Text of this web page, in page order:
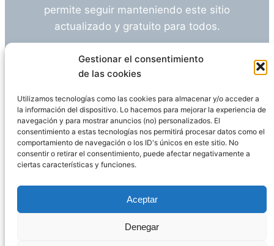
Gestionar el consentimiento
de las cookies
Utilizamos tecnologías como las cookies para almacenar y/o acceder a
la información del dispositivo. Lo hacemos para mejorar la experiencia de
navegación y para mostrar anuncios (no) personalizados. El
consentimiento a estas tecnologías nos permitirá procesar datos como el
comportamiento de navegación o los ID's únicos en este sitio. No
consentir o retirar el consentimiento, puede afectar negativamente a
ciertas características y funciones.
Aceptar
Denegar
permite seguir manteniendo este sitio
actualizado y gratuito para todos.
¿Tienes alguna duda o sugerencia? Escríbeme
info@empleosanitarioinvestigacion.es
Descargo de Responsabilidad
Declaración de Privacidad Política de cookies
WordPress